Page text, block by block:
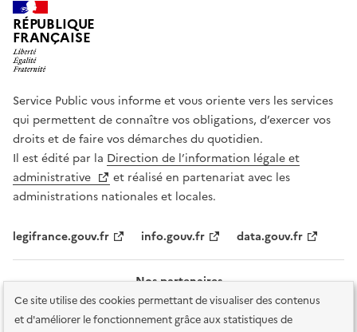
Ce site utilise des cookies permettant de visualiser des contenus
et d'améliorer le fonctionnement grâce aux statistiques de
RÉPUBLIQUE
FRANÇAISE
Service Public vous informe et vous oriente vers les services
qui permettent de connaître vos obligations, d’exercer vos
droits et de faire vos démarches du quotidien.
Il est édité par la Direction de l’information légale et
administrative
et réalisé en partenariat avec les
administrations nationales et locales.
legifrance.gouv.fr info.gouv.fr data.gouv.fr
Nos partenaires